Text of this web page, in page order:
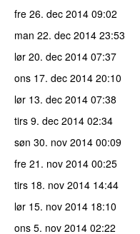
fre 26. dec 2014 09:02
man 22. dec 2014 23:53
lør 20. dec 2014 07:37
ons 17. dec 2014 20:10
lør 13. dec 2014 07:38
tirs 9. dec 2014 02:34
søn 30. nov 2014 00:09
fre 21. nov 2014 00:25
tirs 18. nov 2014 14:44
lør 15. nov 2014 18:10
ons 5. nov 2014 02:22